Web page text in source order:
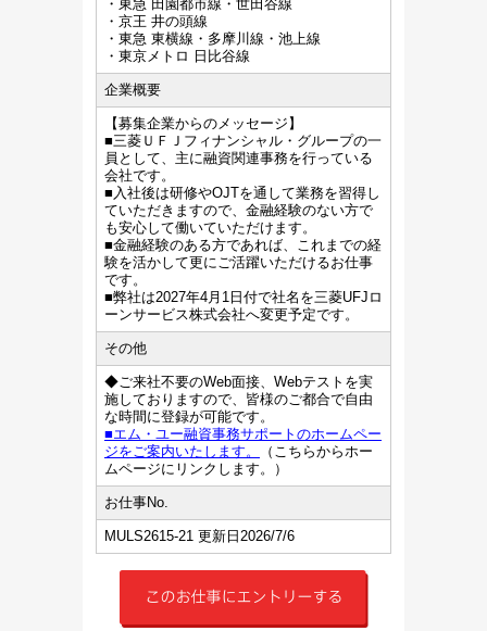
・東急 田園都市線・世田谷線
・京王 井の頭線
・東急 東横線・多摩川線・池上線
・東京メトロ 日比谷線
企業概要
【募集企業からのメッセージ】
■三菱ＵＦＪフィナンシャル・グループの一
員として、主に融資関連事務を行っている
会社です。
■入社後は研修やOJTを通して業務を習得し
ていただきますので、金融経験のない方で
も安心して働いていただけます。
■金融経験のある方であれば、これまでの経
験を活かして更にご活躍いただけるお仕事
です。
■弊社は2027年4月1日付で社名を三菱UFJロ
ーンサービス株式会社へ変更予定です。
その他
◆ご来社不要のWeb面接、Webテストを実
施しておりますので、皆様のご都合で自由
な時間に登録が可能です。
■エム・ユー融資事務サポートのホームペー
ジをご案内いたします。
（こちらからホー
ムページにリンクします。）
お仕事No.
MULS2615-21 更新日2026/7/6